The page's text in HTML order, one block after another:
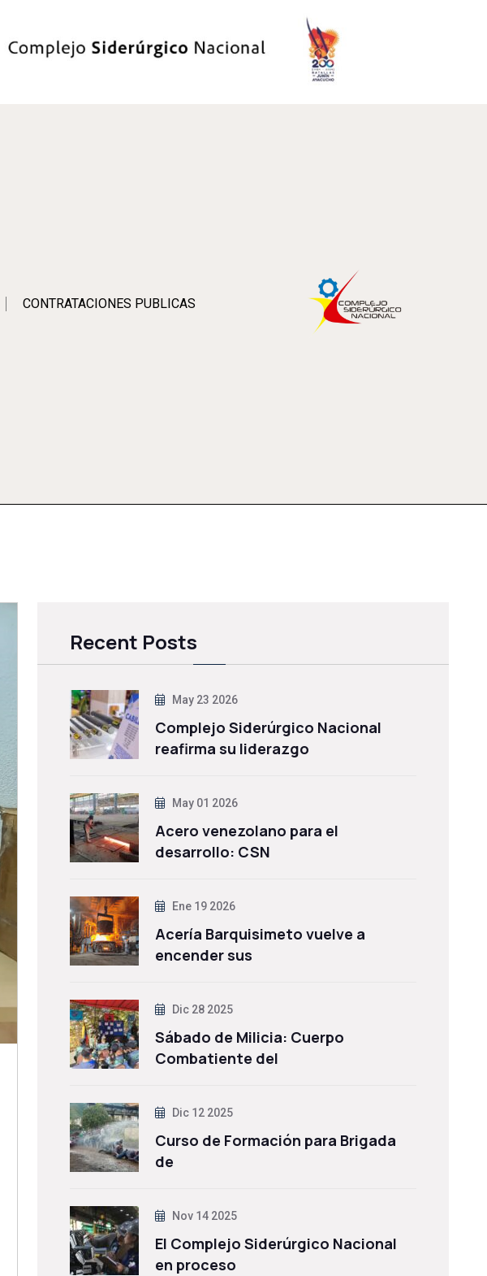
CONTRATACIONES PUBLICAS
Recent Posts
May 23 2026
Complejo Siderúrgico Nacional
reafirma su liderazgo
May 01 2026
Acero venezolano para el
desarrollo: CSN
Ene 19 2026
Acería Barquisimeto vuelve a
encender sus
Dic 28 2025
Sábado de Milicia: Cuerpo
Combatiente del
Dic 12 2025
Curso de Formación para Brigada
de
Nov 14 2025
El Complejo Siderúrgico Nacional
en proceso